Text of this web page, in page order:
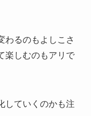
わるのもよしこさ
楽しむのもアリで
していくのかも注